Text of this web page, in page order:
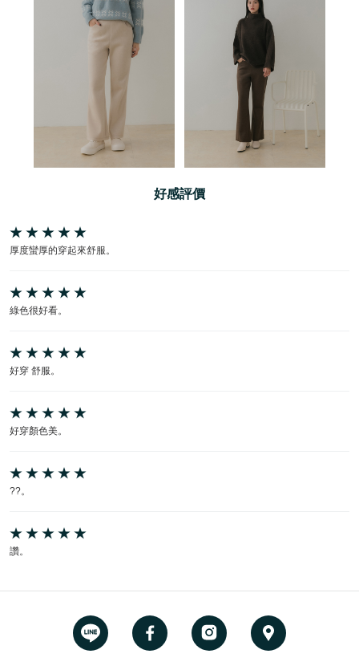
好感評價
厚度蠻厚的穿起來舒服。
綠色很好看。
好穿 舒服。
好穿顏色美。
??。
讚。